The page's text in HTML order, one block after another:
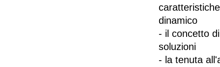
dinamico
- il concetto
soluzioni
- la tenuta